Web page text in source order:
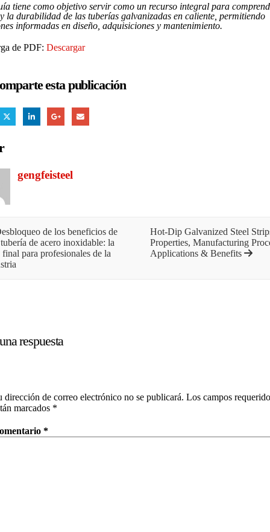
tiene como objetivo servir como un recurso integral para
​​la durabilidad de las tuberías galvanizadas en caliente, permitiendo
informadas en diseño, adquisiciones y mantenimiento.
de PDF: Descargar
esta publicación
gengfeisteel
de los beneficios de
de acero inoxidable: la
para profesionales de la
Hot-Dip Galvanized Steel
Properties, Manufacturing
Applications & Benefits
respuesta
dirección de correo electrónico no se publicará. Los campos
marcados *
*